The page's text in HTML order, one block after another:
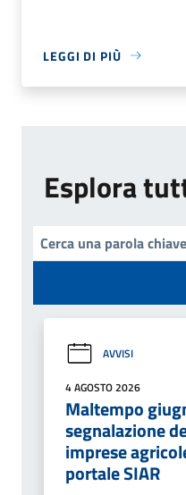
LEGGI DI PIÙ
Esplora
AVVISI
4 AGOSTO 2026
Maltempo
segnalazione
imprese
portale SIAR